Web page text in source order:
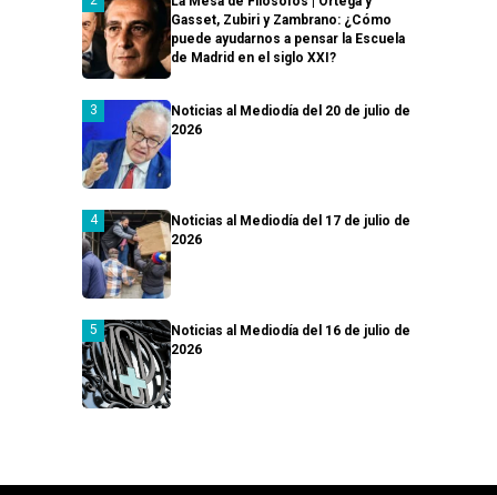
Gasset, Zubiri y Zambrano: ¿Cómo
puede ayudarnos a pensar la Escuela
de Madrid en el siglo XXI?
Noticias al Mediodía del 20 de julio de
2026
Noticias al Mediodía del 17 de julio de
2026
Noticias al Mediodía del 16 de julio de
2026